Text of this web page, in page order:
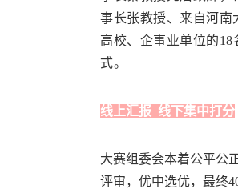
事长张教授、来自河南
高校、企事业单位的
式。
线上汇报 线下集中打分
大赛组委会本着公平公
评审，优中选优，最终